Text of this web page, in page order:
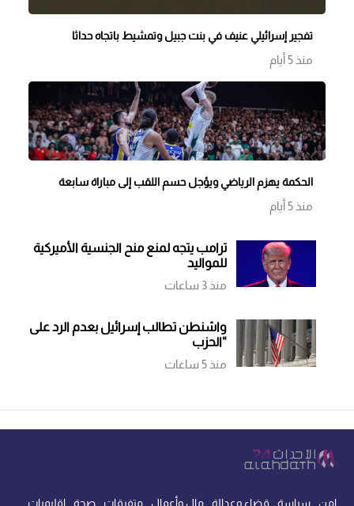
تفجير إسرائيلي عنيف في بنت جبيل وتمشيط باتجاه حداثا
منذ 5 أيام
الحكمة يهزم الرياضي ويؤجل حسم اللقب إلى مباراة سابعة
منذ 5 أيام
ترامب يتجه لمنع منح الجنسية الأميركية
للمواليد
منذ 3 ساعات
واشنطن تطالب إسرائيل بعدم الرد على
“الحزب
منذ 5 ساعات
امن سياسة قضاء وعدالة مال وأعمال متفرقات صحة اقليميات